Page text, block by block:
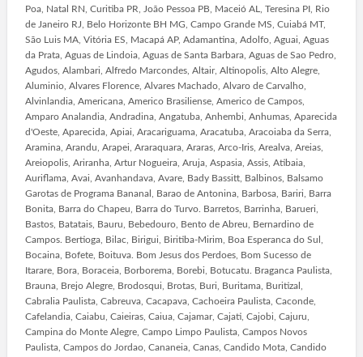
Poa, Natal RN, Curitiba PR, João Pessoa PB, Maceió AL, Teresina PI, Rio
de Janeiro RJ, Belo Horizonte BH MG, Campo Grande MS, Cuiabá MT,
São Luis MA, Vitória ES, Macapá AP, Adamantina, Adolfo, Aguai, Aguas
da Prata, Aguas de Lindoia, Aguas de Santa Barbara, Aguas de Sao Pedro,
Agudos, Alambari, Alfredo Marcondes, Altair, Altinopolis, Alto Alegre,
Aluminio, Alvares Florence, Alvares Machado, Alvaro de Carvalho,
Alvinlandia, Americana, Americo Brasiliense, Americo de Campos,
Amparo Analandia, Andradina, Angatuba, Anhembi, Anhumas, Aparecida
d'Oeste, Aparecida, Apiai, Aracariguama, Aracatuba, Aracoiaba da Serra,
Aramina, Arandu, Arapei, Araraquara, Araras, Arco-Iris, Arealva, Areias,
Areiopolis, Ariranha, Artur Nogueira, Aruja, Aspasia, Assis, Atibaia,
Auriflama, Avai, Avanhandava, Avare, Bady Bassitt, Balbinos, Balsamo
Garotas de Programa Bananal, Barao de Antonina, Barbosa, Bariri, Barra
Bonita, Barra do Chapeu, Barra do Turvo. Barretos, Barrinha, Barueri,
Bastos, Batatais, Bauru, Bebedouro, Bento de Abreu, Bernardino de
Campos. Bertioga, Bilac, Birigui, Biritiba-Mirim, Boa Esperanca do Sul,
Bocaina, Bofete, Boituva. Bom Jesus dos Perdoes, Bom Sucesso de
Itarare, Bora, Boraceia, Borborema, Borebi, Botucatu. Braganca Paulista,
Brauna, Brejo Alegre, Brodosqui, Brotas, Buri, Buritama, Buritizal,
Cabralia Paulista, Cabreuva, Cacapava, Cachoeira Paulista, Caconde,
Cafelandia, Caiabu, Caieiras, Caiua, Cajamar, Cajati, Cajobi, Cajuru,
Campina do Monte Alegre, Campo Limpo Paulista, Campos Novos
Paulista, Campos do Jordao, Cananeia, Canas, Candido Mota, Candido